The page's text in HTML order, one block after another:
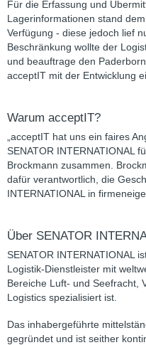
Für die Erfassung und
Lagerinformationen stand
Verfügung - diese jedoch lief
Beschränkung wollte der
und beauftrage den
acceptIT mit der Entwicklung
Warum acceptIT?
„acceptIT hat uns ein faires
SENATOR INTERNATIONAL
Brockmann zusammen.
dafür verantwortlich, die
INTERNATIONAL in
Über SENATOR
SENATOR INTERNATIONAL
Logistik-Dienstleister mit
Bereiche Luft- und Seefracht,
Logistics spezialisiert ist.
Das inhabergeführte
gegründet und ist seither